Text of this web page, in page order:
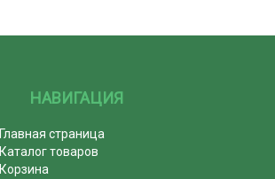
НАВИГАЦИЯ
Главная страница
Каталог товаров
Корзина